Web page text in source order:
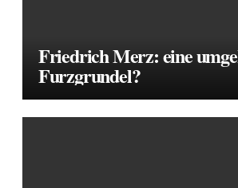
Friedrich Merz: eine
Furzgrundel?